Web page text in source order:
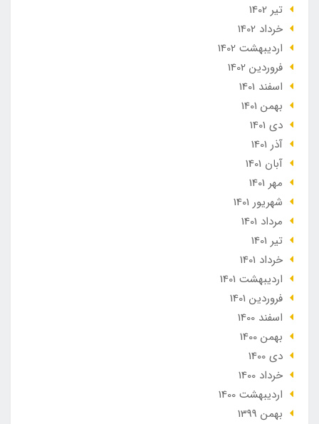
تير 1402
خرداد 1402
ارديبهشت 1402
فروردین 1402
اسفند 1401
بهمن 1401
دی 1401
آذر 1401
آبان 1401
مهر 1401
شهریور 1401
مرداد 1401
تير 1401
خرداد 1401
ارديبهشت 1401
فروردین 1401
اسفند 1400
بهمن 1400
دی 1400
خرداد 1400
ارديبهشت 1400
بهمن 1399